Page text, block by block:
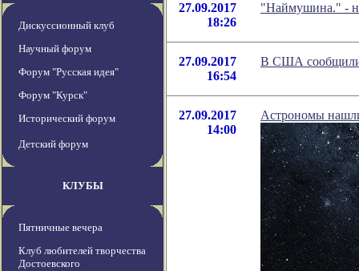
Дискуссионный клуб
Научный форум
Форум "Русская идея"
Форум "Курск"
Исторический форум
Детский форум
КЛУБЫ
Пятничные вечера
Клуб любителей творчества
Достоевского
27.09.2017
18:26
"Наймушина." -
27.09.2017
16:54
В США сообщили
27.09.2017
14:00
Астрономы